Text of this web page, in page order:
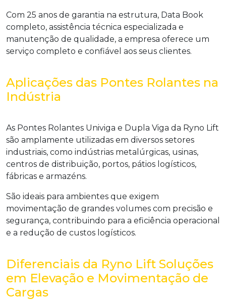
Com 25 anos de garantia na estrutura, Data Book
completo, assistência técnica especializada e
manutenção de qualidade, a empresa oferece um
serviço completo e confiável aos seus clientes.
Aplicações das Pontes Rolantes na
Indústria
As Pontes Rolantes Univiga e Dupla Viga da Ryno Lift
são amplamente utilizadas em diversos setores
industriais, como indústrias metalúrgicas, usinas,
centros de distribuição, portos, pátios logísticos,
fábricas e armazéns.
São ideais para ambientes que exigem
movimentação de grandes volumes com precisão e
segurança, contribuindo para a eficiência operacional
e a redução de custos logísticos.
Diferenciais da Ryno Lift Soluções
em Elevação e Movimentação de
Cargas